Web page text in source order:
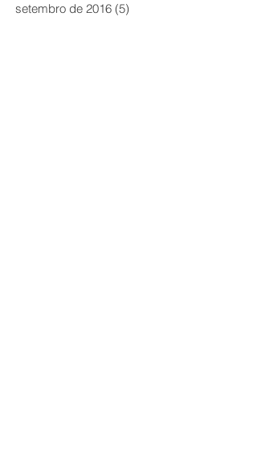
setembro de 2016 (5)